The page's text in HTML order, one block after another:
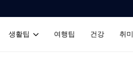
생활팁 여행팁 건강 취미